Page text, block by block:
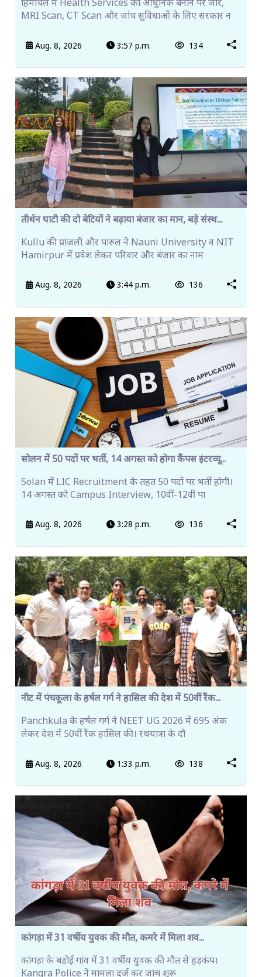
हिमाचल में Health Services को आधुनिक बनाने पर जोर,
MRI Scan, CT Scan और जांच सुविधाओं के लिए सरकार न
Aug. 8, 2026 3:57 p.m. 134
तीर्थन घाटी की दो बेटियों ने बढ़ाया बंजार का मान, बड़े संस्थ...
Kullu की प्रांजली और पारुल ने Nauni University व NIT
Hamirpur में प्रवेश लेकर परिवार और बंजार का नाम
Aug. 8, 2026 3:44 p.m. 136
सोलन में 50 पदों पर भर्ती, 14 अगस्त को होगा कैंपस इंटरव्यू...
Solan में LIC Recruitment के तहत 50 पदों पर भर्ती होगी।
14 अगस्त को Campus Interview, 10वीं-12वीं पा
Aug. 8, 2026 3:28 p.m. 136
नीट में पंचकूला के हर्षल गर्ग ने हासिल की देश में 50वीं रैंक...
Panchkula के हर्षल गर्ग ने NEET UG 2026 में 695 अंक
लेकर देश में 50वीं रैंक हासिल की। रथयात्रा के दौ
Aug. 8, 2026 1:33 p.m. 138
कांगड़ा में 31 वर्षीय युवक की मौत, कमरे में मिला शव...
कांगड़ा के बड़ोई गांव में 31 वर्षीय युवक की मौत से हड़कंप।
Kangra Police ने मामला दर्ज कर जांच शुरू